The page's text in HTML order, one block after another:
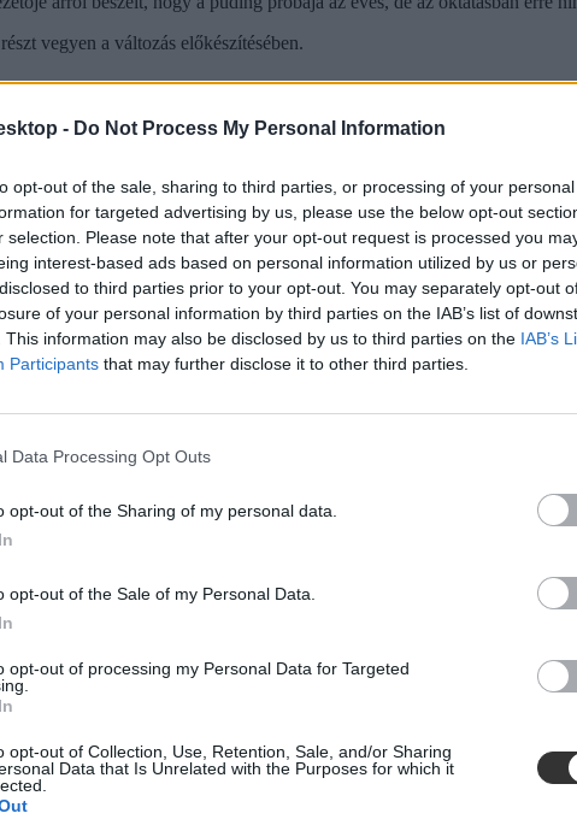
- Do Not Process My Personal Information
opt-out of the sale, sharing to third parties, or processing of your
for targeted advertising by us, please use the below opt-out
selection. Please note that after your opt-out request is processed you
interest-based ads based on personal information utilized by us or
to third parties prior to your opt-out. You may separately opt-out
of your personal information by third parties on the IAB’s list of
This information may also be disclosed by us to third parties on the IAB’s
Participants that may further disclose it to other third parties.
Data Processing Opt Outs
opt-out of the Sharing of my personal data.
opt-out of the Sale of my Personal Data.
opt-out of processing my Personal Data for Targeted
opt-out of Collection, Use, Retention, Sale, and/or Sharing
Data that Is Unrelated with the Purposes for which it
vegyen a változás előkészítésében.
mint ahány kollégiumi férőhely összesen van
hány kollégiumi férőhely jut a hallgatókra, a térítési díj összege sem
9300 és 25 500 forint között mozognak a vizsgált
– több mint százezer levelezős hallgatót
hallgató vagyok, egyből húzni kezdték a szájukat” – számolt be